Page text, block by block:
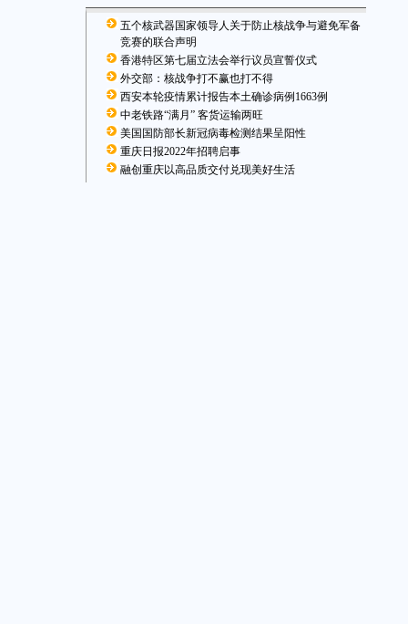
五个核武器国家领导人关于防止核战争与避免军备
竞赛的联合声明
香港特区第七届立法会举行议员宣誓仪式
外交部：核战争打不赢也打不得
西安本轮疫情累计报告本土确诊病例1663例
中老铁路“满月” 客货运输两旺
美国国防部长新冠病毒检测结果呈阳性
重庆日报2022年招聘启事
融创重庆以高品质交付兑现美好生活